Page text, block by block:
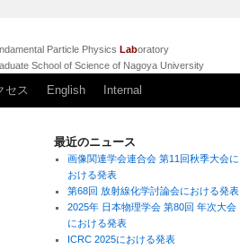
Particle Physics Laboratory
School of Science of Nagoya University
セス English Internal
最近のニュース
画像関連学会連合会 第11回秋季大会に
おける発表
第68回 放射線化学討論会における発表
2025年 日本物理学会 第80回 年次大会
における発表
ICRC 2025における発表